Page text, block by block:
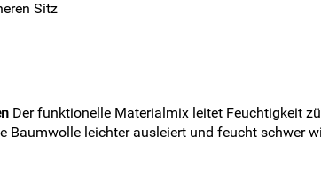
Sitz
Der funktionelle Materialmix leitet Feuchtigkeit
leichter ausleiert und feucht schwer